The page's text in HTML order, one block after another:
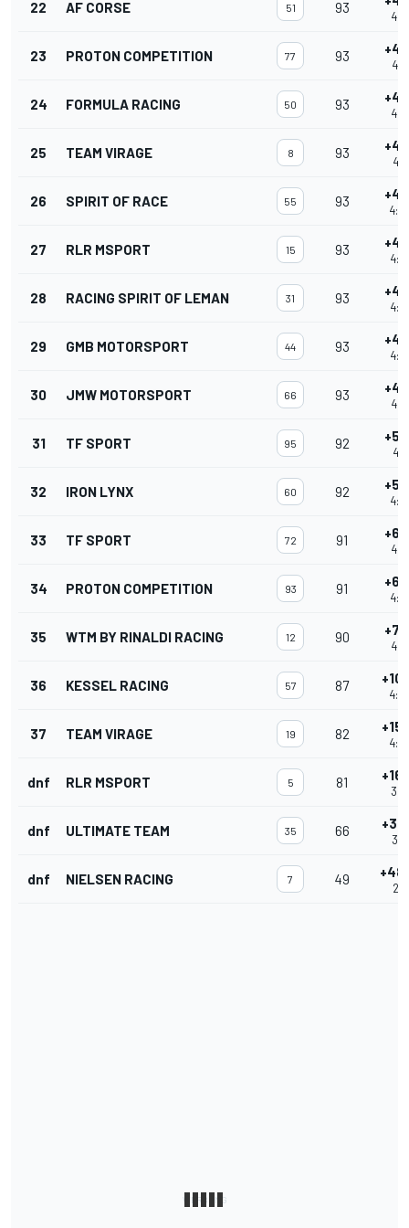
22 AF CORSE 51 93
23 PROTON COMPETITION 77 93 +4
24 FORMULA RACING 50 93 +4
25 TEAM VIRAGE 8 93 +4
26 SPIRIT OF RACE 55 93 +4
27 RLR MSPORT 15 93 +4
28 RACING SPIRIT OF LEMAN 31 93 +4
29 GMB MOTORSPORT 44 93 +4
30 JMW MOTORSPORT 66 93 +4
31 TF SPORT 95 92 +5
32 IRON LYNX 60 92 +5
33 TF SPORT 72 91 +6
34 PROTON COMPETITION 93 91 +6
35 WTM BY RINALDI RACING 12 90 +7
36 KESSEL RACING 57 87 +10
37 TEAM VIRAGE 19 82 +15
dnf RLR MSPORT 5 81 +16
dnf ULTIMATE TEAM 35 66 +31
dnf NIELSEN RACING 7 49 +48